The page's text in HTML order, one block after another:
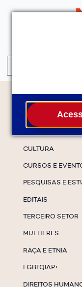
Temas
CULTURA
CURSOS E
PESQUISAS E
EDITAIS
TERCEIRO SETOR
MULHERES
RAÇA E ETNIA
LGBTQIAP+
DIREITOS